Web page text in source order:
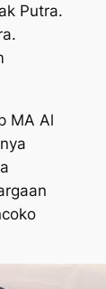
Putra.
MA Al